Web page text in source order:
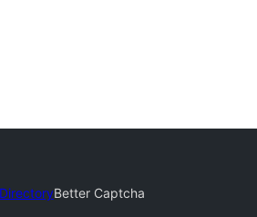
Better Captcha